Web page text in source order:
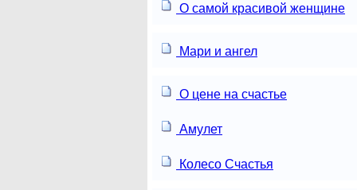
О самой красивой женщине
Мари и ангел
О цене на счастье
Амулет
Колесо Счастья